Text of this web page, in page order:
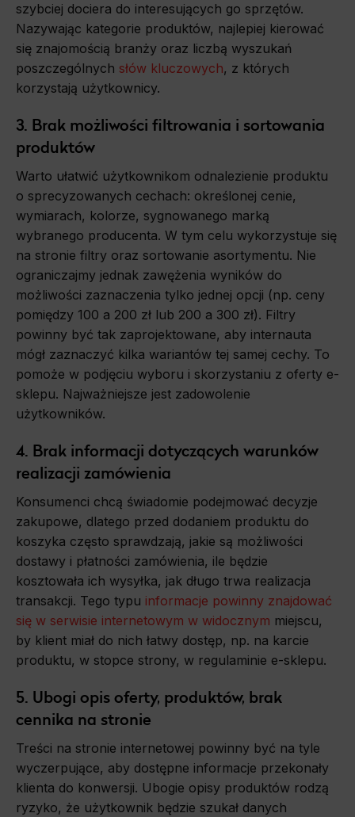
szybciej dociera do interesujących go sprzętów.
Nazywając kategorie produktów, najlepiej kierować
się znajomością branży oraz liczbą wyszukań
poszczególnych słów kluczowych, z których
korzystają użytkownicy.
3. Brak możliwości filtrowania i sortowania
produktów
Warto ułatwić użytkownikom odnalezienie produktu
o sprecyzowanych cechach: określonej cenie,
wymiarach, kolorze, sygnowanego marką
wybranego producenta. W tym celu wykorzystuje się
na stronie filtry oraz sortowanie asortymentu. Nie
ograniczajmy jednak zawężenia wyników do
możliwości zaznaczenia tylko jednej opcji (np. ceny
pomiędzy 100 a 200 zł lub 200 a 300 zł). Filtry
powinny być tak zaprojektowane, aby internauta
mógł zaznaczyć kilka wariantów tej samej cechy. To
pomoże w podjęciu wyboru i skorzystaniu z oferty e-
sklepu. Najważniejsze jest zadowolenie
użytkowników.
4. Brak informacji dotyczących warunków
realizacji zamówienia
Konsumenci chcą świadomie podejmować decyzje
zakupowe, dlatego przed dodaniem produktu do
koszyka często sprawdzają, jakie są możliwości
dostawy i płatności zamówienia, ile będzie
kosztowała ich wysyłka, jak długo trwa realizacja
transakcji. Tego typu informacje powinny znajdować
się w serwisie internetowym w widocznym miejscu,
by klient miał do nich łatwy dostęp, np. na karcie
produktu, w stopce strony, w regulaminie e-sklepu.
5. Ubogi opis oferty, produktów, brak
cennika na stronie
Treści na stronie internetowej powinny być na tyle
wyczerpujące, aby dostępne informacje przekonały
klienta do konwersji. Ubogie opisy produktów rodzą
ryzyko, że użytkownik będzie szukał danych